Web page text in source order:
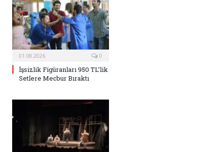
01.08.2026 0
İşsizlik Figüranları 950 TL’lik
Setlere Mecbur Bıraktı